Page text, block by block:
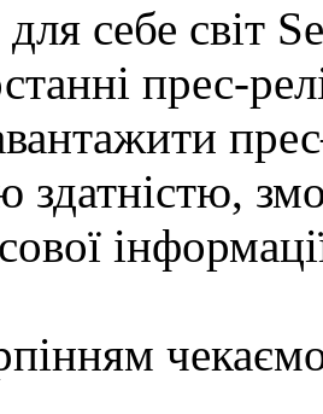
для себе світ
прес-
прес
здатністю,